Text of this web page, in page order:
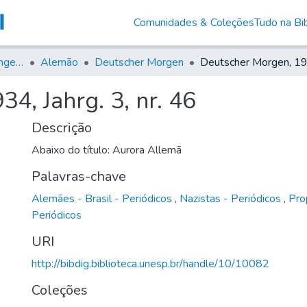
Comunidades & ColeçõesTudo na
Jornais em Língua Estrangeira Alemão Deutscher Morgen
Jahrg. 3, nr. 46
Descrição
Abaixo do título: Aurora Allemã
Palavras-chave
Alemães - Brasil - Periódicos , Nazistas - Periódicos ,
Periódicos
URI
http://bibdig.biblioteca.unesp.br/handle/10/10082
Coleções